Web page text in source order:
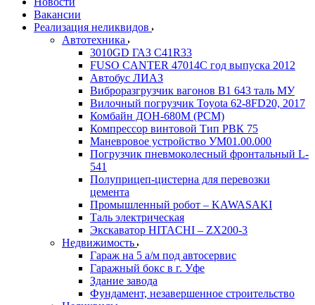
Вакансии
Реализация неликвидов
Автотехника
3010GD ГАЗ С41R33
FUSO CANTER 47014C год выпуска 2012
Автобус ЛИАЗ
Виброразгрузчик вагонов В1 643 таль МУ
Вилочный погрузчик Toyota 62-8FD20, 2017
Комбайн ДОН-680М (РСМ)
Компрессор винтовой Тип РВК 75
Маневровое устройство УМ01.00.000
Погрузчик пневмоколесный фронтальный L-
541
Полуприцеп-цистерна для перевозки
цемента
Промышленный робот – KAWASAKI
Таль электрическая
Экскаватор HITACHI – ZX200-3
Недвижимость
Гараж на 5 а/м под автосервис
Гаражный бокс в г. Уфе
Здание завода
Фундамент, незавершенное строительство